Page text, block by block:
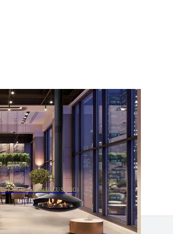
GYROFOCUS (BIO)